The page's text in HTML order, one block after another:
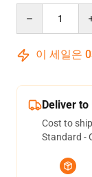
이 세일은
Deliver
Cost to
Standard -